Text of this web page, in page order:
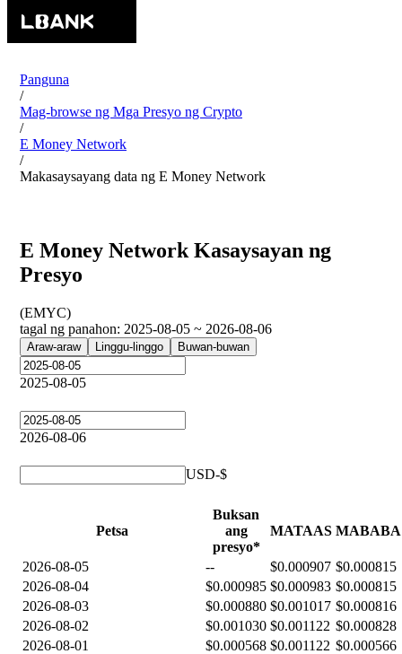
Panguna
/
Mag-browse ng Mga Presyo ng Crypto
/
E Money Network
/
Makasaysayang data ng E Money Network
E Money Network Kasaysayan ng
Presyo
(EMYC)
tagal ng panahon: 2025-08-05 ~ 2026-08-06
Araw-araw Linggu-linggo Buwan-buwan
2025-08-05
2026-08-06
USD-$
Petsa
Buksan
ang
presyo*
MATAAS MABABA
2026-08-05 -- $0.000907 $0.000815
2026-08-04
$0.000985 $0.000983 $0.000815
2026-08-03
$0.000880 $0.001017 $0.000816
2026-08-02
$0.001030 $0.001122 $0.000828
2026-08-01
$0.000568 $0.001122 $0.000566